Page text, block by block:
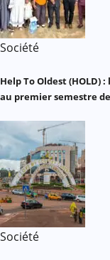
Société
Help To Oldest (HOLD)
au premier semestre de
Société